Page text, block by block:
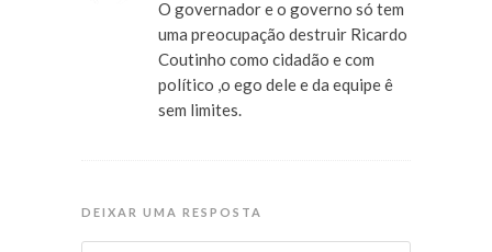
O governador e o governo só tem
uma preocupação destruir Ricardo
Coutinho como cidadão e com
político ,o ego dele e da equipe ê
sem limites.
DEIXAR UMA RESPOSTA